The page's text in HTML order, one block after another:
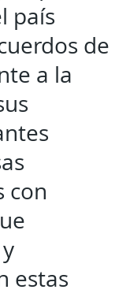
país
de
a la
con
estas